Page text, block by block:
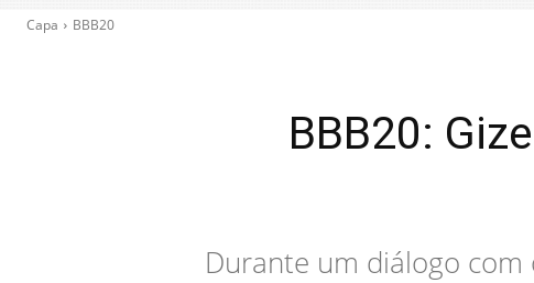
Capa BBB20
BBB20:
Durante um diálogo